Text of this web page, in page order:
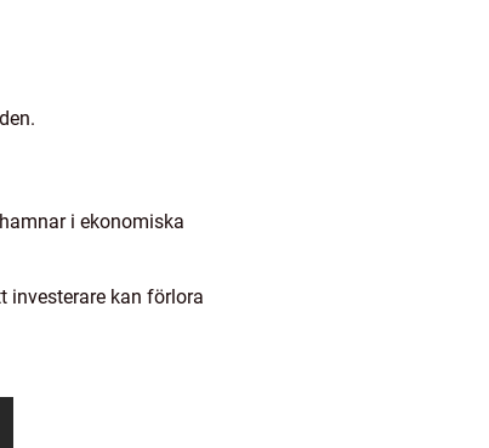
i ekonomiska
investerare kan förlora